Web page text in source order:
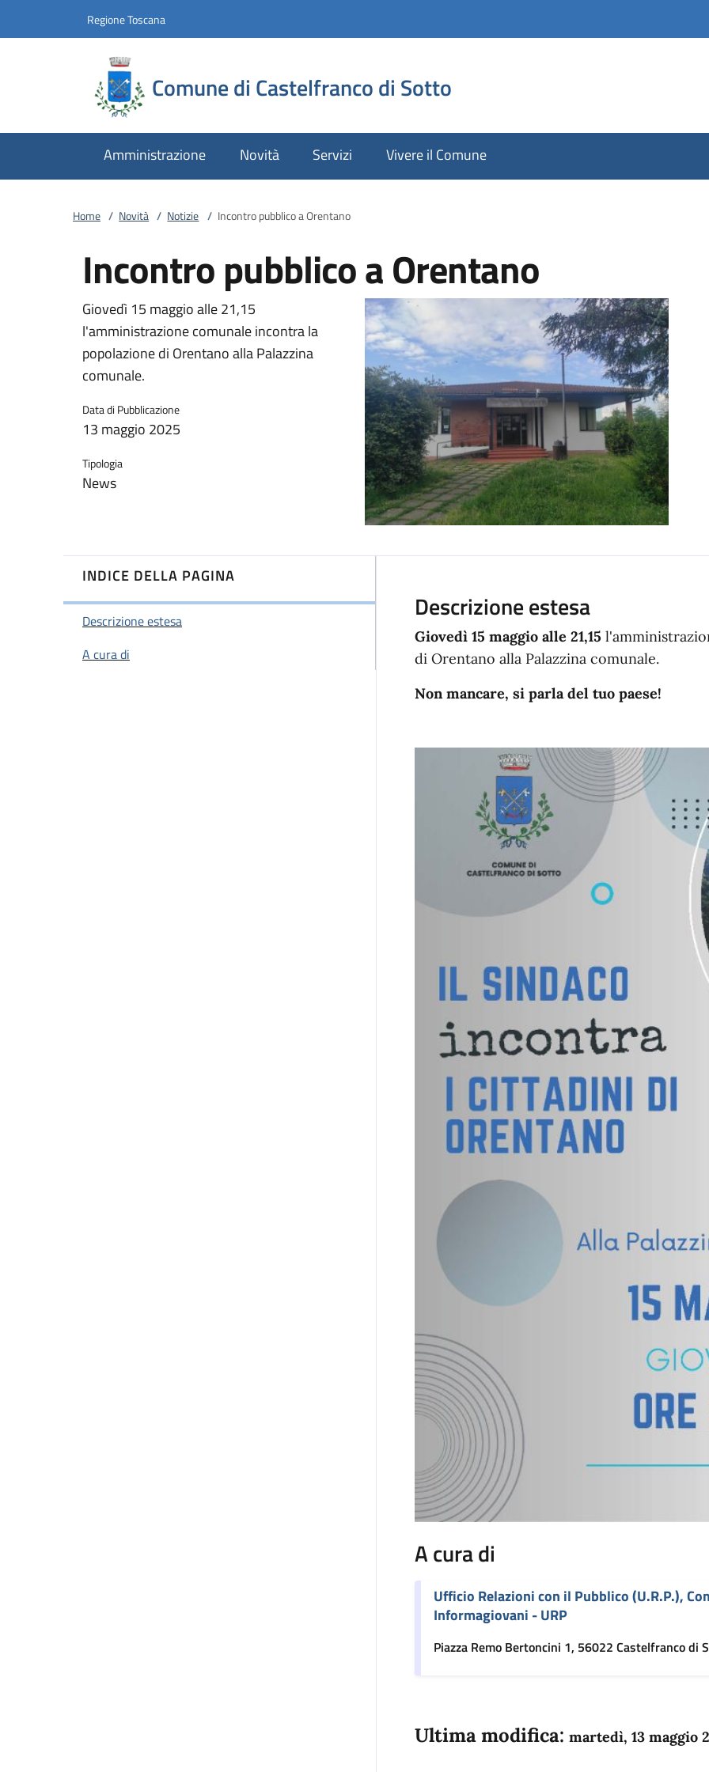
Regione Toscana
Comune di Castelfranco di Sotto
Amministrazione Novità Servizi Vivere il Comune
Home / Novità / Notizie / Incontro pubblico a Orentano
Incontro pubblico a Orentano
Giovedì 15 maggio alle 21,15
l'amministrazione comunale incontra la
popolazione di Orentano alla Palazzina
comunale.
Data di Pubblicazione
13 maggio 2025
Tipologia
News
INDICE DELLA PAGINA
Descrizione estesa
A cura di
Descrizione estesa
Giovedì 15 maggio alle 21,15
di Orentano alla Palazzina comunale.
Non mancare, si parla del tuo paese!
A cura di
Ufficio Relazioni con il Pubblico (U.R.P.),
Informagiovani - URP
Piazza Remo Bertoncini 1, 56022 Castelfranco di
Ultima modifica: martedì, 13 maggio